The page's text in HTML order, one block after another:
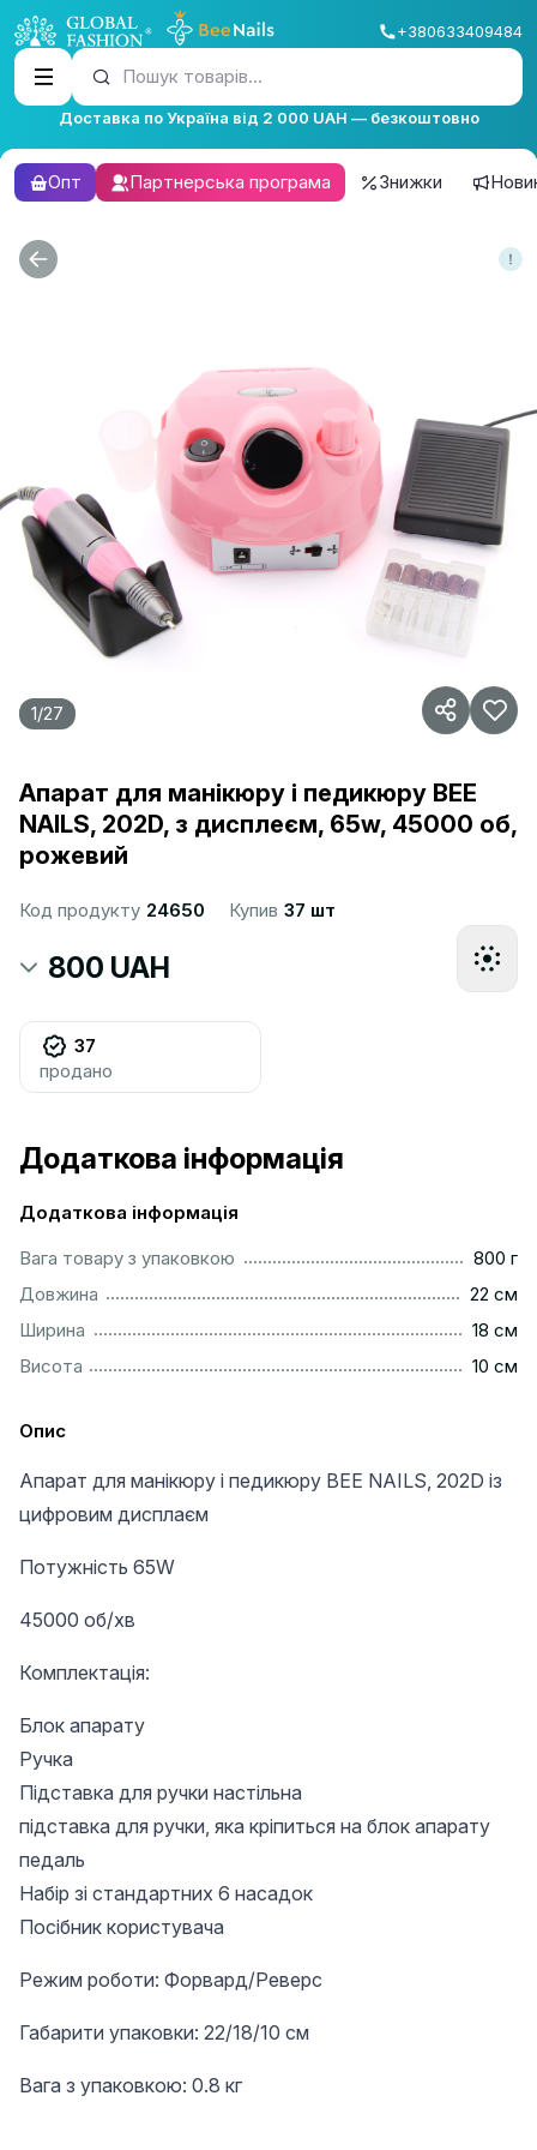
+380633409484
Пошук товарів...
Доставка по Україна від 2 000 UAH — безкоштовно
Опт Партнерська програма Знижки
1/27
Апарат для манікюру і педикюру BEE
NAILS, 202D, з дисплеєм, 65w, 45000 об,
рожевий
Код продукту 24650 Купив 37 шт
800 UAH
37
продано
Додаткова інформація
Додаткова інформація
Вага товару з упаковкою
800 г
Довжина
22 см
Ширина
18 см
Висота
10 см
Опис
Апарат для манікюру і педикюру BEE NAILS, 202D із
цифровим дисплаєм
Потужність 65W
45000 об/хв
Комплектація:
Блок апарату
Ручка
Підставка для ручки настільна
підставка для ручки, яка кріпиться на блок апарату
педаль
Набір зі стандартних 6 насадок
Посібник користувача
Режим роботи: Форвард/Реверс
Габарити упаковки: 22/18/10 см
Вага з упаковкою: 0.8 кг